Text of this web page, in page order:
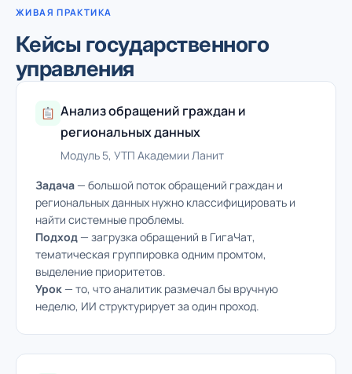
ЖИВАЯ ПРАКТИКА
Кейсы государственного
управления
Анализ обращений граждан и
региональных данных
Модуль 5, УТП Академии Ланит
Задача— большой поток обращений граждан и
региональных данных нужно классифицировать и
найти системные проблемы.
Подход— загрузка обращений в ГигаЧат,
тематическая группировка одним промтом,
выделение приоритетов.
Урок— то, что аналитик размечал бы вручную
неделю, ИИ структурирует за один проход.